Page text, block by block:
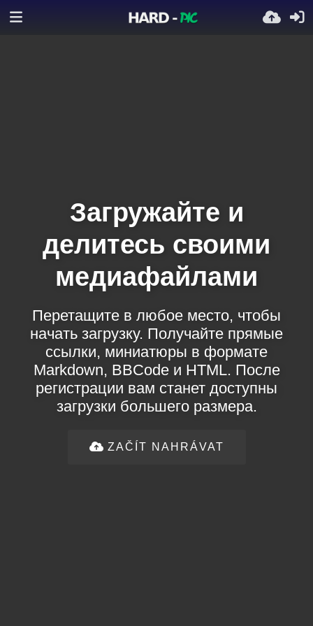
Загружайте и
делитесь своими
медиафайлами
Перетащите в любое место, чтобы
начать загрузку. Получайте прямые
ссылки, миниатюры в формате
Markdown, BBCode и HTML. После
регистрации вам станет доступны
загрузки большего размера.
ZAČÍT NAHRÁVAT